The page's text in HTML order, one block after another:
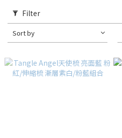
Filter
Sort by